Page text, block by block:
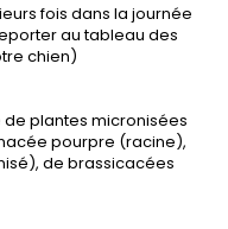
fois dans la journée
au tableau des
chien)
plantes micronisées
pourpre (racine),
de brassicacées